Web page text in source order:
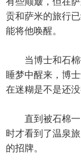
贡和萨米的旅行
能将他唤醒。
当博士和石棉
睡梦中醒来，博
在迷糊是不是还
直到被石棉一
时才看到了温泉
的招牌。